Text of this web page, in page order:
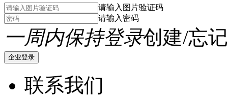
请输入图片验证码
请输入密码
一周内保持登录创建/忘
企业登录
联系我们